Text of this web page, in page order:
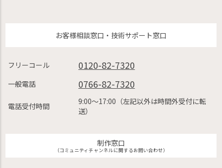
お客様相談窓口・技術サポート窓口
フリーコール 0120-82-7320
一般電話 0766-82-7320
電話受付時間
9:00〜17:00（左記以外は時間外受付に転
送）
制作窓口
（コミュニティチャンネルに関するお問い合わせ）